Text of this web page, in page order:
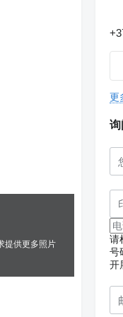
提供更多照片
更
询
请
号
开